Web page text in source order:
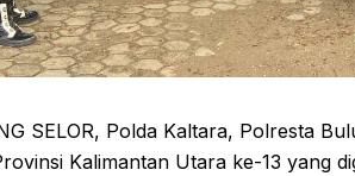
SELOR, Polda Kaltara, Polresta
Kalimantan Utara ke-13 yang